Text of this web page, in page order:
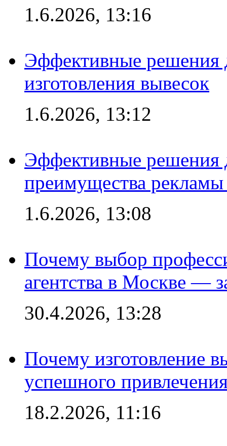
1.6.2026, 13:16
Эффективные решения
изготовления вывесок
1.6.2026, 13:12
Эффективные решения
преимущества рекламы
1.6.2026, 13:08
Почему выбор
агентства в Москве —
30.4.2026, 13:28
Почему изготовление
успешного
18.2.2026, 11:16